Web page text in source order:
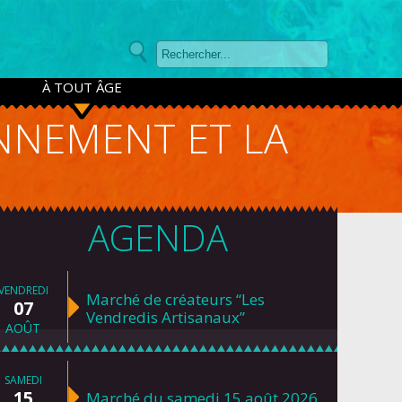
À TOUT ÂGE
ET LA
AGENDA
07
AOÛT
Marché de créateurs “Les
Vendredis Artisanaux”
SAMEDI
Marché du samedi 15 août 2026